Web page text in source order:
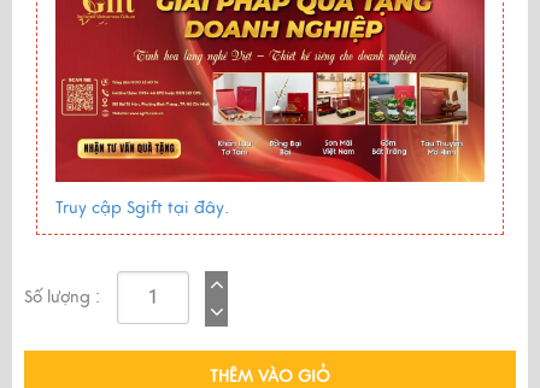
Truy cập Sgift tại đây.
Số lượng :
THÊM VÀO GIỎ